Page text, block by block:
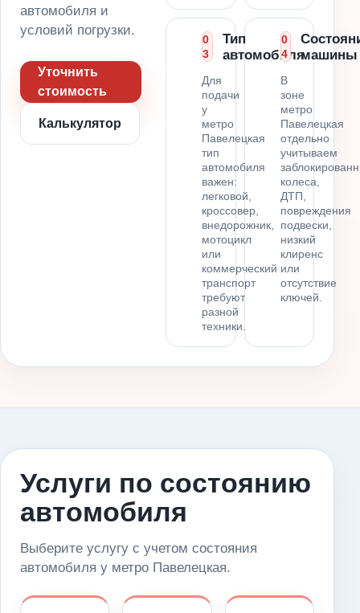
автомобиля и
условий погрузки.
Уточнить
стоимость
Калькулятор
0
3
Тип
автомобиля
Для
подачи
у
метро
Павелецкая
тип
автомобиля
важен:
легковой,
кроссовер,
внедорожник,
мотоцикл
или
коммерческий
транспорт
требуют
разной
техники.
0
4
машины
В
зоне
метро
Павелецкая
отдельно
учитываем
колеса,
ДТП,
повреждения
подвески,
низкий
клиренс
или
отсутствие
ключей.
Услуги по состоянию
автомобиля
Выберите услугу с учетом состояния
автомобиля у метро Павелецкая.